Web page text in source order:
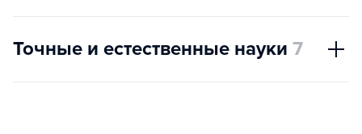
Точные и естественные науки 7